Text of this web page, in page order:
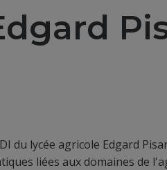
du lycée agricole Edgard
liées aux domaines de